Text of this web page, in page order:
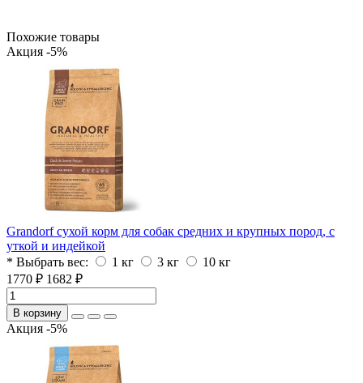
Похожие товары
Акция -5%
Grandorf сухой корм для собак средних и крупных пород, с
уткой и индейкой
* Выбрать вес:
1 кг 3 кг
10 кг
1770 ₽ 1682 ₽
В корзину
Акция -5%